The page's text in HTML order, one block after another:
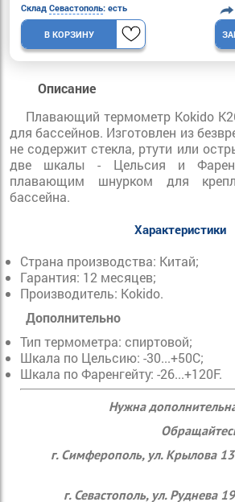
Склад Севастополь: есть
В КОРЗИНУ
Описание
Плавающий термометр Kokido
для бассейнов. Изготовлен из
не содержит стекла, ртути или
две шкалы - Цельсия и
плавающим шнурком для
бассейна.
Характеристики
Страна производства: Китай;
Гарантия: 12 месяцев;
Производитель: Kokido.
Дополнительно
Тип термометра: спиртовой;
Шкала по Цельсию: -30...+50С;
Шкала по Фаренгейту: -26...+120F.
Нужна
г. Симферополь, ул. Крылова
г. Севастополь, ул. Руднева